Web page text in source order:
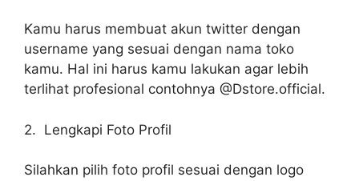
Kamu harus membuat akun twitter dengan
username yang sesuai dengan nama toko
kamu. Hal ini harus kamu lakukan agar lebih
terlihat profesional contohnya @Dstore.official.
2. Lengkapi Foto Profil
Silahkan pilih foto profil sesuai dengan logo